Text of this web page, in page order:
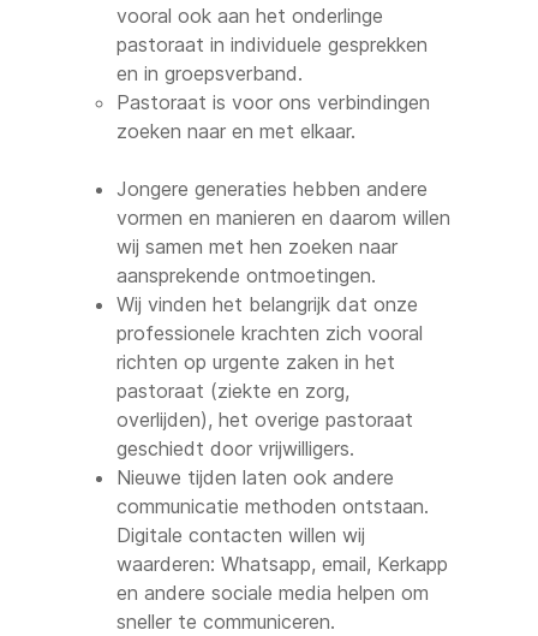
vooral ook aan het onderlinge
pastoraat in individuele gesprekken
en in groepsverband.
Pastoraat is voor ons verbindingen
zoeken naar en met elkaar.
Jongere generaties hebben andere
vormen en manieren en daarom willen
wij samen met hen zoeken naar
aansprekende ontmoetingen.
Wij vinden het belangrijk dat onze
professionele krachten zich vooral
richten op urgente zaken in het
pastoraat (ziekte en zorg,
overlijden), het overige pastoraat
geschiedt door vrijwilligers.
Nieuwe tijden laten ook andere
communicatie methoden ontstaan.
Digitale contacten willen wij
waarderen: Whatsapp, email, Kerkapp
en andere sociale media helpen om
sneller te communiceren.